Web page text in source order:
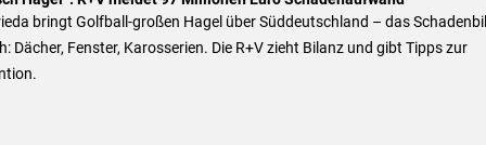
bringt Golfball-großen Hagel über Süddeutschland – das
Dächer, Fenster, Karosserien. Die R+V zieht Bilanz und gibt Tipps zur